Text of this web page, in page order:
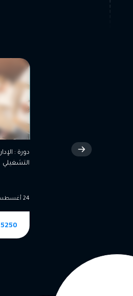
دورة : الإدارة الفعالة لأداء
28 أغسطس 2026
لندن